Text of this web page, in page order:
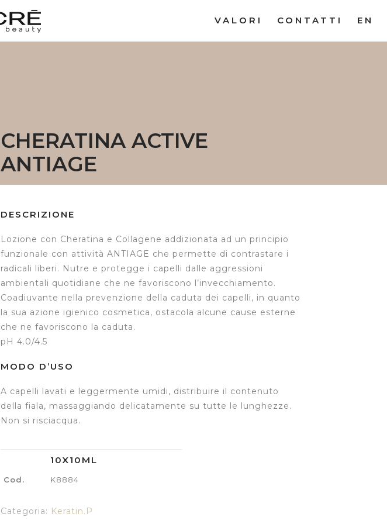
VALORI CONTATTI EN
CHERATINA ACTIVE
ANTIAGE
DESCRIZIONE
Lozione con Cheratina e Collagene addizionata ad un principio
funzionale con attività ANTIAGE che permette di contrastare i
radicali liberi. Nutre e protegge i capelli dalle aggressioni
ambientali quotidiane che ne favoriscono l’invecchiamento.
Coadiuvante nella prevenzione della caduta dei capelli, in quanto
la sua azione igienico cosmetica, ostacola alcune cause esterne
che ne favoriscono la caduta.
pH 4.0/4.5
MODO D’USO
A capelli lavati e leggermente umidi, distribuire il contenuto
della fiala, massaggiando delicatamente su tutte le lunghezze.
Non si risciacqua.
10X10ML
Cod. K8884
Categoria: Keratin.P